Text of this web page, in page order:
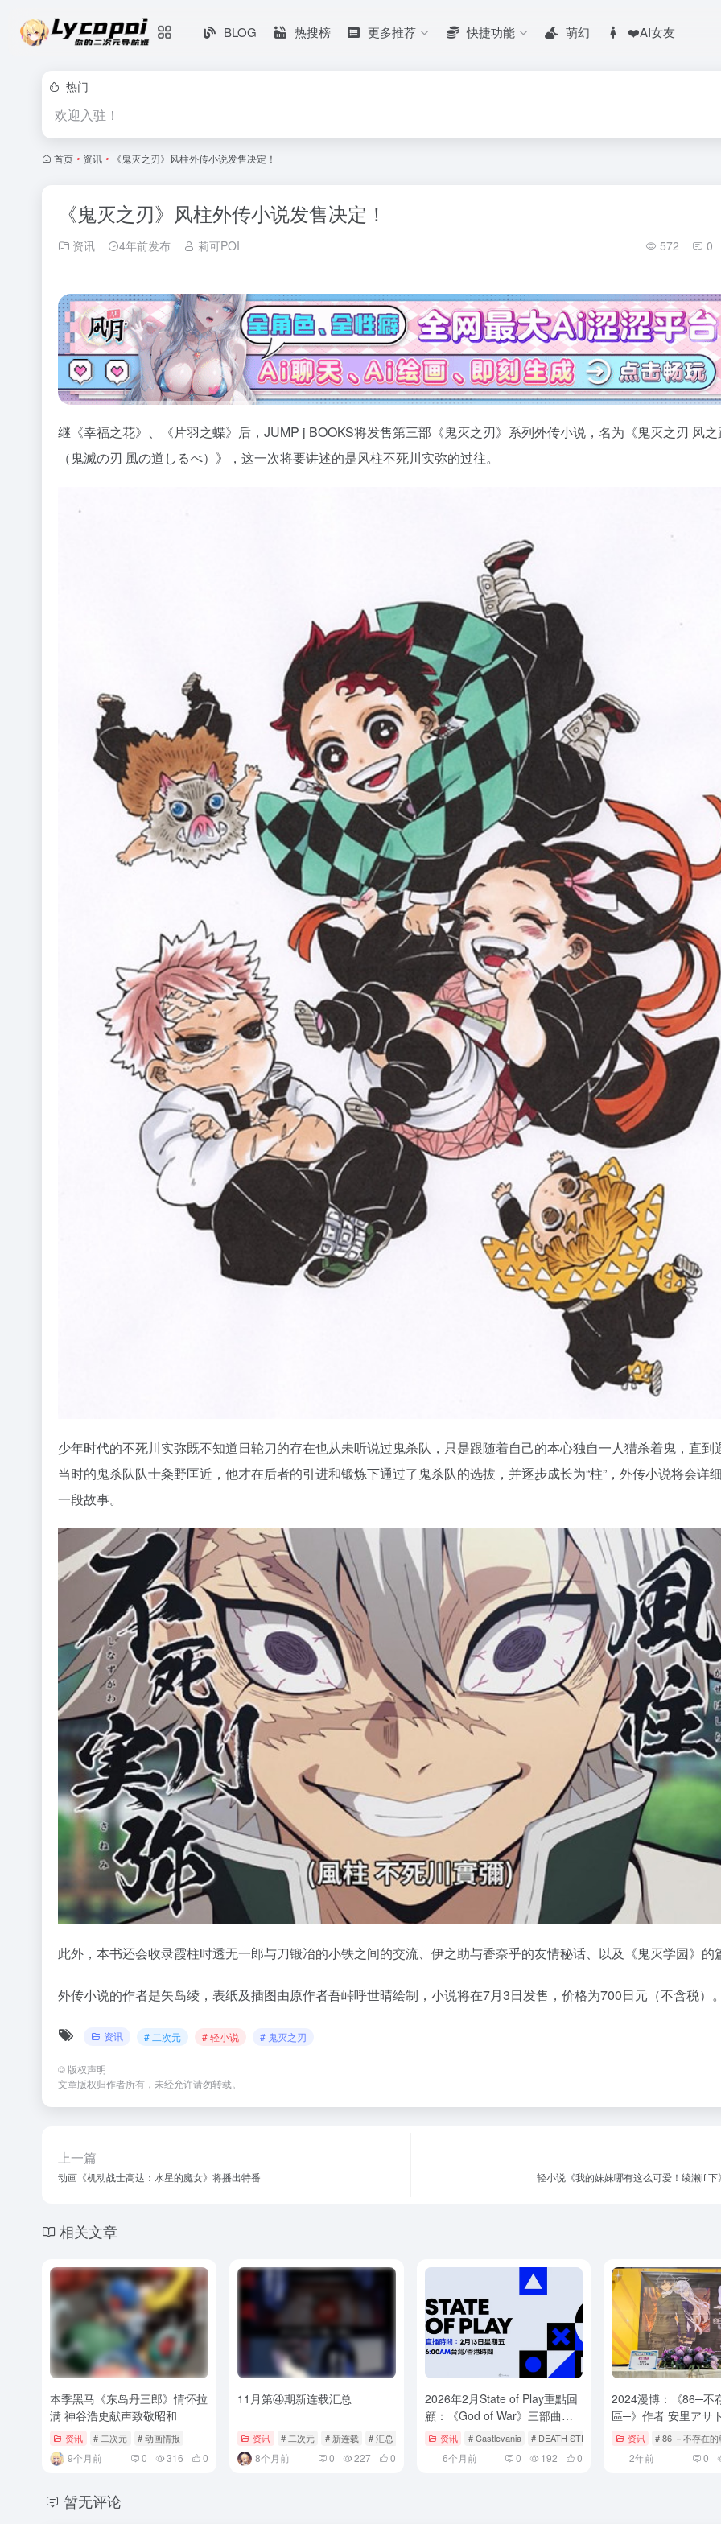
BLOG 热搜榜 更多推荐 快捷功能 萌幻 ❤️AI女友
热门
欢迎入驻！
首页 • 资讯 • 《鬼灭之刃》风柱外传小说发售决定！
《鬼灭之刃》风柱外传小说发售决定！
资讯 4年前发布 莉可POI 572 0
继《幸福之花》、《片羽之蝶》后， JUMP j BOOKS将发售第三部《鬼灭之刃》系列外传小说，名为《鬼灭之刃 风
（鬼滅の刃 風の道しるべ）》，这一次将要讲述的是风柱不死川实弥的过往。
少年时代的不死川实弥既不知道日轮刀的存在也从未听说过鬼杀队，只是跟随着自己的本心独自一人猎杀着鬼，直到
当时的鬼杀队队士粂野匡近，他才在后者的引进和锻炼下通过了鬼杀队的选拔，并逐步成长为“柱”，外传小说将会详
一段故事。
此外，本书还会收录霞柱时透无一郎与刀锻冶的小铁之间的交流、伊之助与香奈乎的友情秘话、以及《鬼灭学园》的
外传小说的作者是矢岛绫，表纸及插图由原作者吾峠呼世晴绘制，小说将在7月3日发售，价格为700日元（不含税）
资讯 # 二次元 # 轻小说 # 鬼灭之刃
© 版权声明
文章版权归作者所有，未经允许请勿转载。
上一篇
动画《机动战士高达：水星的魔女》将播出特番 轻小说《我的妹妹哪有这么可爱！绫濑if
相关文章
本季黑马《东岛丹三郎》情怀拉
满 神谷浩史献声致敬昭和
资讯 # 二次元 # 动画情报
9个月前 0 316 0
11月第④期新连载汇总
资讯 # 二次元 # 新连载 # 汇总
8个月前 0 227 0
2026年2月State of Play重點回
顧：《God of War》三部曲重
製確定、《SILENT HILL:
Townfall》《007 First Light》
最新預告曝光
资讯 # Castlevania # DEATH STRANDING 2: ON THE BEACH #
6个月前 0 192 0
2024漫博：《86─不
區─》作者 安里アサ
しらび 聯合簽名會
透露之後的劇情依舊
獄」！？
资讯 # 86 －不存在
2年前 0
暂无评论